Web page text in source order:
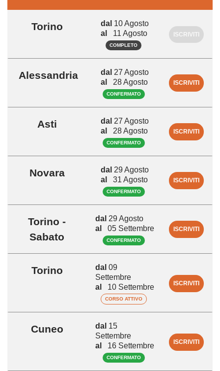
Torino dal 10 Agosto
al
11 Agosto
COMPLETO
ISCRIVITI
Alessandria dal 27 Agosto
al
28 Agosto
CONFERMATO
ISCRIVITI
Asti dal 27 Agosto
al
28 Agosto
CONFERMATO
ISCRIVITI
Novara dal 29 Agosto
al
31 Agosto
CONFERMATO
ISCRIVITI
Torino -
Sabato
dal 29 Agosto
al
05 Settembre
CONFERMATO
ISCRIVITI
Torino dal 09
Settembre
al
10 Settembre
CORSO ATTIVO
ISCRIVITI
Cuneo dal 15
Settembre
al
16 Settembre
CONFERMATO
ISCRIVITI